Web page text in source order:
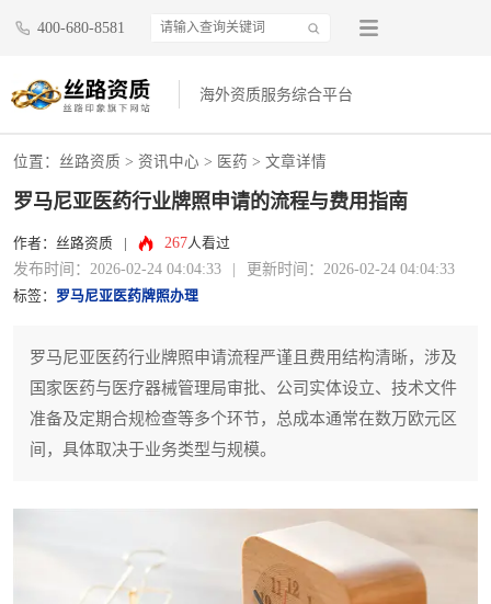
400-680-8581
海外资质服务综合平台
位置： 丝路资质 > 资讯中心 > 医药 > 文章详情
罗马尼亚医药行业牌照申请的流程与费用指南
作者：丝路资质 267人看过
发布时间：2026-02-24 04:04:33 更新时间：2026-02-24 04:04:33
标签： 罗马尼亚医药牌照办理
罗马尼亚医药行业牌照申请流程严谨且费用结构清晰，涉及
国家医药与医疗器械管理局审批、公司实体设立、技术文件
准备及定期合规检查等多个环节，总成本通常在数万欧元区
间，具体取决于业务类型与规模。